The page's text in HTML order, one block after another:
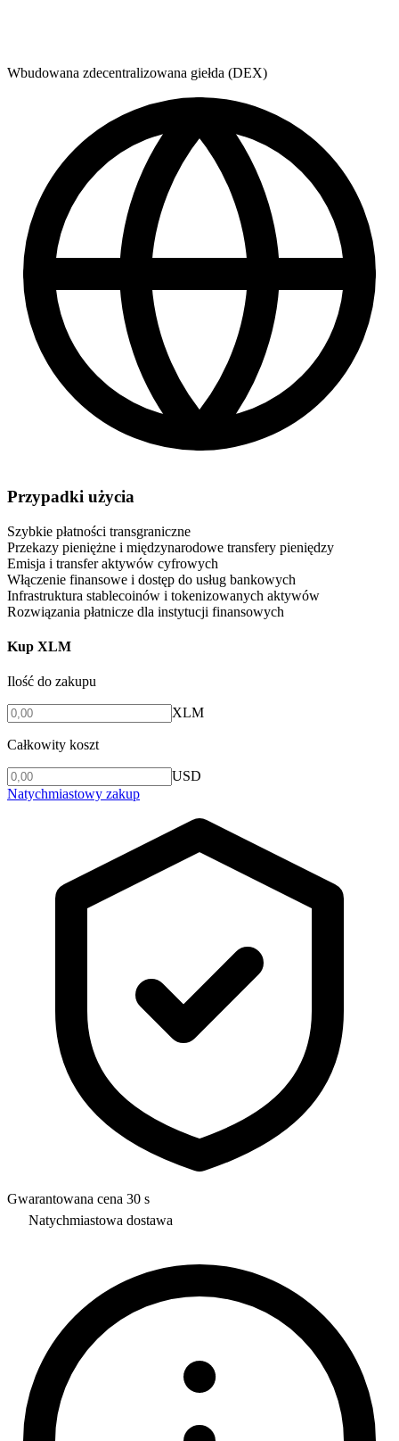
Wbudowana zdecentralizowana giełda (DEX)
Przypadki użycia
Szybkie płatności transgraniczne
Przekazy pieniężne i międzynarodowe transfery pieniędzy
Emisja i transfer aktywów cyfrowych
Włączenie finansowe i dostęp do usług bankowych
Infrastruktura stablecoinów i tokenizowanych aktywów
Rozwiązania płatnicze dla instytucji finansowych
Kup XLM
Ilość do zakupu
XLM
Całkowity koszt
USD
Natychmiastowy zakup
Gwarantowana cena 30 s
Natychmiastowa dostawa